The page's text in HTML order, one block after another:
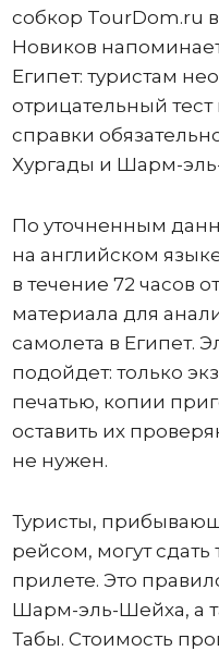
собкор TourDom.ru
Новиков
Египет: туристам
отрицательный
справки
Хургады и Шарм-
По уточненным
на английском
в течение 72 часов
материала для
самолета в Египет.
подойдет: только
печатью, копии
оставить их
не нужен.
Туристы,
рейсом, могут сдать
прилете. Это
Шарм-эль-Шейха, а
Табы. Стоимость